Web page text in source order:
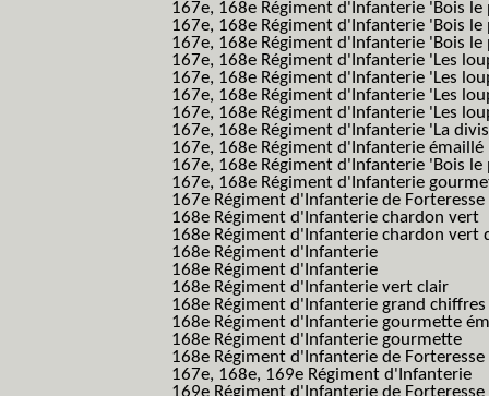
167e, 168e Régiment d'Infanterie 'Bois
167e, 168e Régiment d'Infanterie 'Bois
167e, 168e Régiment d'Infanterie 'Bois
167e, 168e Régiment d'Infanterie 'Les
167e, 168e Régiment d'Infanterie 'Les
167e, 168e Régiment d'Infanterie 'Les
167e, 168e Régiment d'Infanterie 'Les
167e, 168e Régiment d'Infanterie 'La
167e, 168e Régiment d'Infanterie émaillé
167e, 168e Régiment d'Infanterie 'Bois
167e, 168e Régiment d'Infanterie
167e Régiment d'Infanterie de
168e Régiment d'Infanterie chardon vert
168e Régiment d'Infanterie chardon vert
168e Régiment d'Infanterie
168e Régiment d'Infanterie
168e Régiment d'Infanterie vert clair
168e Régiment d'Infanterie grand chiffres
168e Régiment d'Infanterie gourmette
168e Régiment d'Infanterie gourmette
168e Régiment d'Infanterie de Forteresse
167e, 168e, 169e Régiment d'Infanterie
169e Régiment d'Infanterie de Forteresse